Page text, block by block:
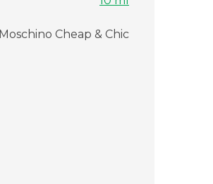
Moschino Cheap & Chic